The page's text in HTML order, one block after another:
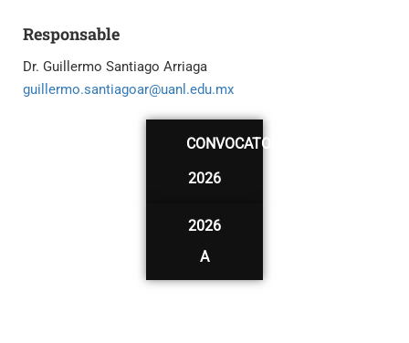
Responsable
Dr. Guillermo Santiago Arriaga
guillermo.santiagoar@uanl.edu.mx
CONVOCATORIA
2026
2026
A